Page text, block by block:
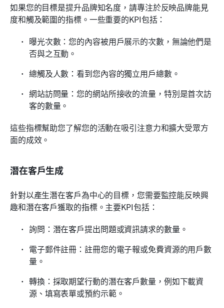
如果您的目標是提升品牌知名度，請專注於反映品牌能見
度和觸及範圍的指標。一些重要的KPI包括：
曝光次數：您的內容被用戶展示的次數，無論他們是
否與之互動。
總觸及人數：看到您內容的獨立用戶總數。
網站訪問量：您的網站所接收的流量，特別是首次訪
客的數量。
這些指標幫助您了解您的活動在吸引注意力和擴大受眾方
面的成效。
潛在客戶生成
針對以產生潛在客戶為中心的目標，您需要監控能反映興
趣和潛在客戶獲取的指標。主要KPI包括：
詢問：潛在客戶提出問題或資訊請求的數量。
電子郵件註冊：註冊您的電子報或免費資源的用戶數
量。
轉換：採取期望行動的潛在客戶數量，例如下載資
源、填寫表單或預約示範。